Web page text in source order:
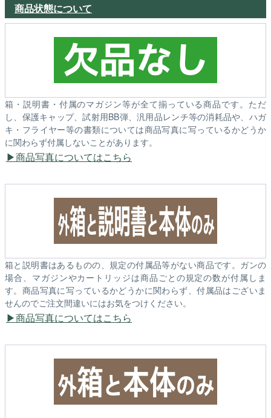
商品状態について
箱・説明書・付属のマガジン等が全て揃っている商品です。ただ
し、保護キャップ、試射用BB弾、汎用品レンチ等の消耗品や、ハガ
キ・フライヤー等の書類については商品写真に写っているかどうか
に関わらず付属しないことがあります。
商品写真についてはこちら
箱と説明書はあるものの、規定の付属品等がない商品です。ガンの
場合、マガジンやカートリッジは商品ごとの規定の数が付属しま
す。商品写真に写っているかどうかに関わらず、付属品はございま
せんのでご注文間違いにはお気をつけください。
商品写真についてはこちら